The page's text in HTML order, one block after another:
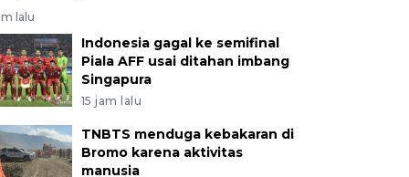
lalu
Indonesia gagal ke semifinal
Piala AFF usai ditahan imbang
Singapura
15 jam lalu
TNBTS menduga kebakaran di
Bromo karena aktivitas
manusia